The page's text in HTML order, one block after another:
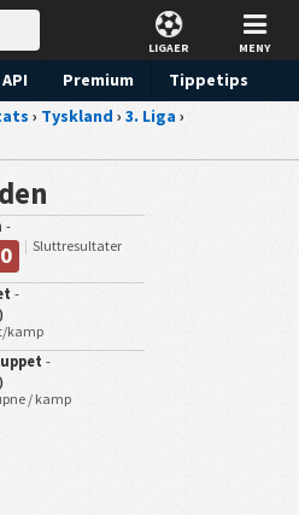
LIGAER MENY
API Premium
Tippetips
› Tyskland › 3. Liga ›
-
Sluttresultater
-
kamp
-
/ kamp